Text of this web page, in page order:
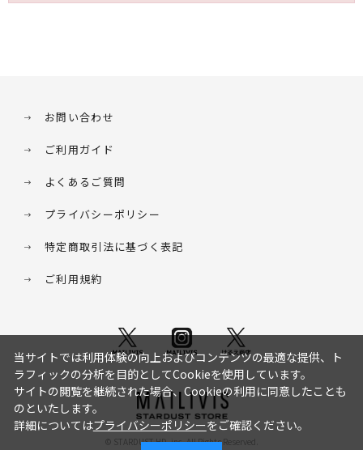
お問い合わせ
ご利用ガイド
よくあるご質問
プライバシーポリシー
特定商取引法に基づく表記
ご利用規約
© STARDUST HD. inc. All Rights Reserved.
当サイトでは利用体験の向上およびコンテンツの最適な提供、ト
ラフィックの分析を目的としてCookieを使用しています。
サイトの閲覧を継続された場合、Cookieの利用に同意したことも
のといたします。
詳細についてはプライバシーポリシーをご確認ください。